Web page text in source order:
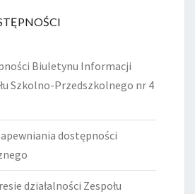
Biuletynu Informacji
Szkolno-Przedszkolnego nr 4
dostępności
działalności Zespołu